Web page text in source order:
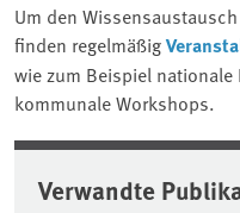
Um den
finden regelmäßig
wie zum Beispiel
kommunale Workshops.
Verwandte